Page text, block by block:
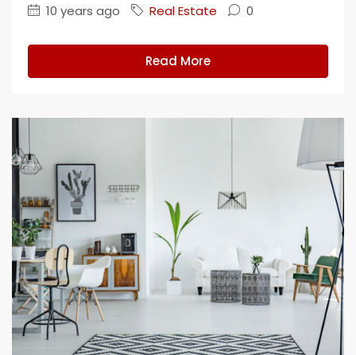
10 years ago Real Estate 0
Read More